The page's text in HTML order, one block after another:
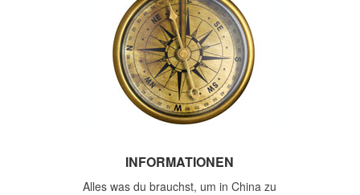
INFORMATIONEN
Alles was du brauchst, um in China zu